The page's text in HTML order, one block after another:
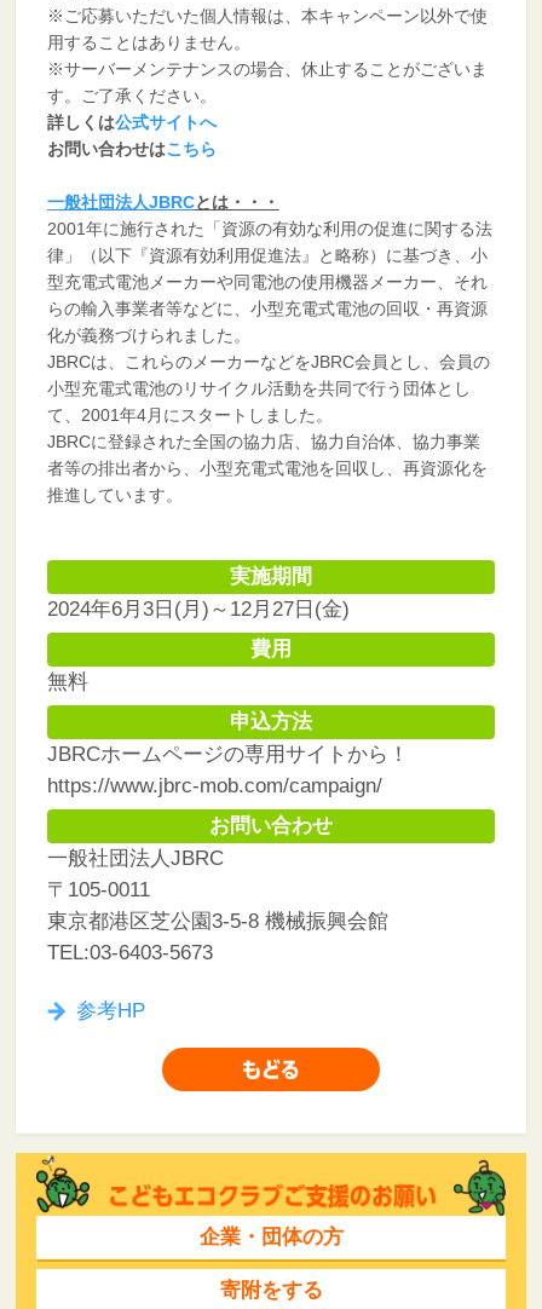
※ご応募いただいた個人情報は、本キャンペーン以外で使
用することはありません。
※サーバーメンテナンスの場合、休止することがございま
す。ご了承ください。
詳しくは公式サイトへ
お問い合わせはこちら
一般社団法人JBRCとは・・・
2001年に施行された「資源の有効な利用の促進に関する法
律」（以下『資源有効利用促進法』と略称）に基づき、小
型充電式電池メーカーや同電池の使用機器メーカー、それ
らの輸入事業者等などに、小型充電式電池の回収・再資源
化が義務づけられました。
JBRCは、これらのメーカーなどをJBRC会員とし、会員の
小型充電式電池のリサイクル活動を共同で行う団体とし
て、2001年4月にスタートしました。
JBRCに登録された全国の協力店、協力自治体、協力事業
者等の排出者から、小型充電式電池を回収し、再資源化を
推進しています。
実施期間
2024年6月3日(月)～12月27日(金)
費用
無料
申込方法
JBRCホームページの専用サイトから！
https://www.jbrc-mob.com/campaign/
お問い合わせ
一般社団法人JBRC
〒105-0011
東京都港区芝公園3-5-8 機械振興会館
TEL:03-6403-5673
参考HP
企業・団体の方
寄附をする